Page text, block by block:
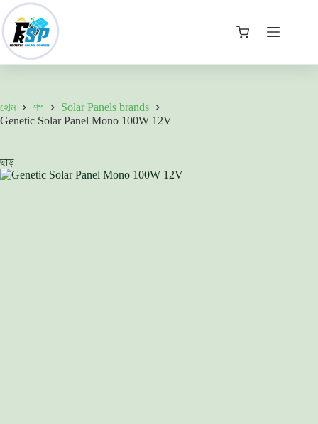
Skip
to
content
was:
4,100.00৳ .
3,300.00৳ .
কার্ট
হোম শপ
Solar Panels brands
Genetic Solar Panel Mono 100W 12V
ছাড়